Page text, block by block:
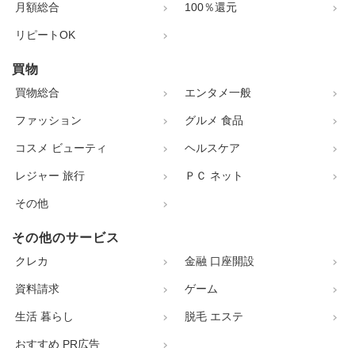
月額総合 100％還元
リピートOK
買物
買物総合 エンタメ一般
ファッション グルメ 食品
コスメ ビューティ ヘルスケア
レジャー 旅行 ＰＣ ネット
その他
その他のサービス
クレカ 金融 口座開設
資料請求 ゲーム
生活 暮らし 脱毛 エステ
おすすめ PR広告